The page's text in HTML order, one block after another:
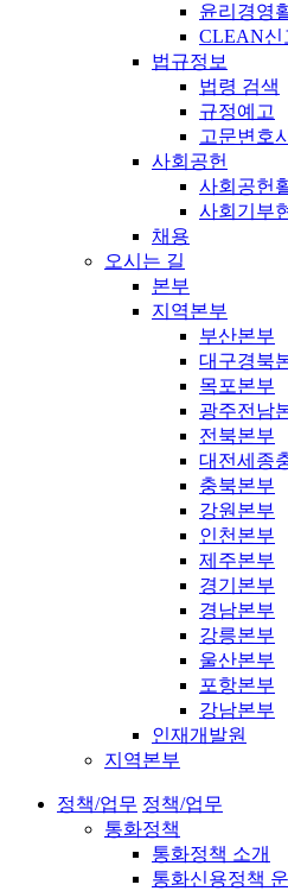
윤리경영
CLEAN신
법규정보
법령 검색
규정예고
고문변호
사회공헌
사회공헌
사회기부
채용
오시는 길
본부
지역본부
부산본부
대구경북
목포본부
광주전남
전북본부
대전세종
충북본부
강원본부
인천본부
제주본부
경기본부
경남본부
강릉본부
울산본부
포항본부
강남본부
인재개발원
지역본부
정책/업무 정책/업무
통화정책
통화정책 소개
통화신용정책